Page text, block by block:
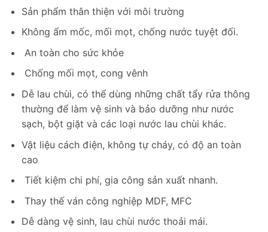
Sản phẩm thân thiện với môi trường
Không ẩm mốc, mối mọt, chống nước tuyệt đối.
An toàn cho sức khỏe
Chống mối mọt, cong vênh
Dễ lau chùi, có thể dùng những chất tẩy rửa thông
thường để làm vệ sinh và bảo dưỡng như nước
sạch, bột giặt và các loại nước lau chùi khác.
Vật liệu cách điện, không tự cháy, có độ an toàn
cao
Tiết kiệm chi phí, gia công sản xuất nhanh.
Thay thế ván công nghiệp MDF, MFC
Dễ dàng vệ sinh, lau chùi nước thoải mái.